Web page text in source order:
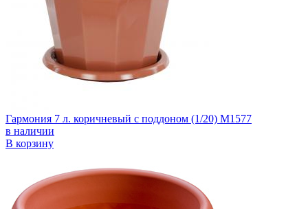
Гармония 7 л. коричневый с поддоном (1/20) М1577
в наличии
В корзину